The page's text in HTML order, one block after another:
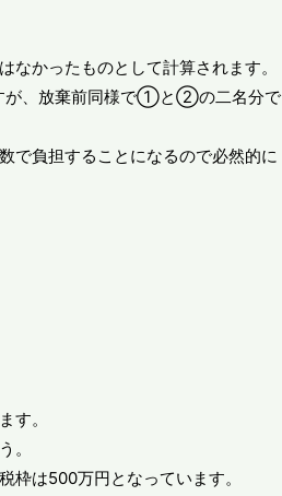
かったものとして計算されます。
が、放棄前同様で①と②の二名分で
で負担することになるので必然的に
す。
。
枠は500万円となっています。